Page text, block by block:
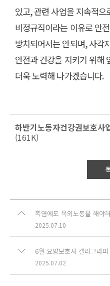
있고,관련 사업을 지속적으
비정규직이라는 이유로 안
방치되어서는 안되며,사각
안전과 건강을 지키기 위해
더욱 노력해 나가겠습니다.
하반기노동자건강권보호
(161K)
2025.07.10
6월 요양보호사 캘리그라피
2025.07.02